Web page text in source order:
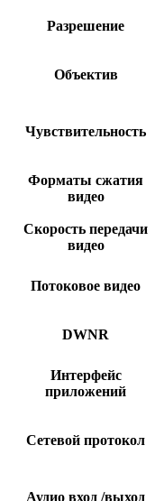
Разрешение
Объектив
Чувствительность
Форматы сжатия
видео
Скорость передачи
видео
Потоковое видео
DWNR
Интерфейс
приложений
Сетевой протокол
Аудио вход /выход